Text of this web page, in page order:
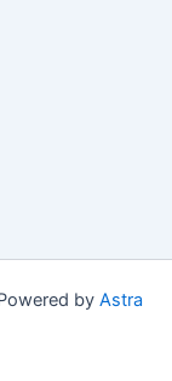
by Astra